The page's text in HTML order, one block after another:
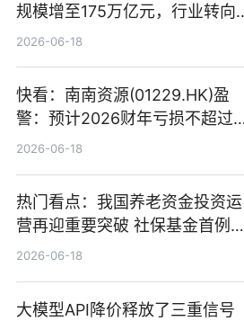
规模增至175万亿元，行业转向
“量质并重”
2026-06-18
快看：南南资源(01229.HK)盈
警：预计2026财年亏损不超过
1000万港元
2026-06-18
热门看点：我国养老资金投资运
营再迎重要突破 社保基金首例期
货账户完成开立
2026-06-18
大模型API降价释放了三重信号